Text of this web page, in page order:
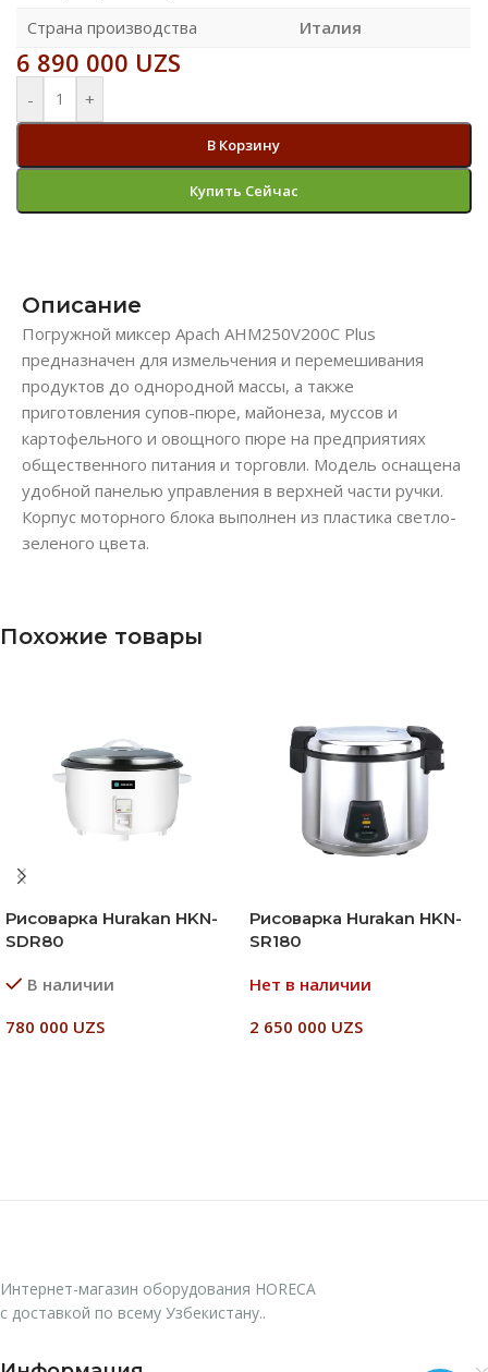
Страна производства
Италия
6 890 000 UZS
- +
В Корзину
Купить Сейчас
Описание
Погружной миксер Apach AHM250V200C Plus
предназначен для измельчения и перемешивания
продуктов до однородной массы, а также
приготовления супов-пюре, майонеза, муссов и
картофельного и овощного пюре на предприятиях
общественного питания и торговли. Модель оснащена
удобной панелью управления в верхней части ручки.
Корпус моторного блока выполнен из пластика светло-
зеленого цвета.
Похожие товары
Рисоварка Hurakan HKN-
SDR80
В наличии
780 000 UZS
Рисоварка Hurakan HKN-
SR180
Нет в наличии
2 650 000 UZS
Интернет-магазин оборудования HORECA
с доставкой по всему Узбекистану..